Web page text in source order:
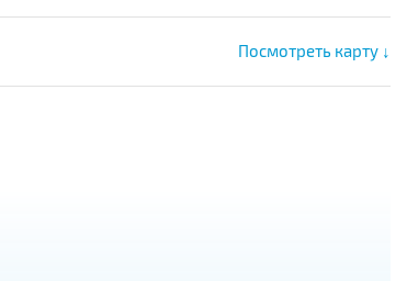
Посмотреть карту ↓